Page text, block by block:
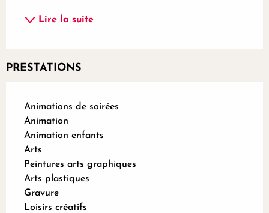
Lire la suite
PRESTATIONS
Animations de soirées
Animation
Animation enfants
Arts
Peintures arts graphiques
Arts plastiques
Gravure
Loisirs créatifs